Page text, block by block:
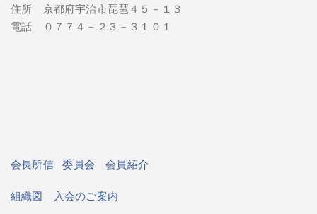
住所 京都府宇治市琵琶４５－１３
電話 ０７７４－２３－３１０１
会長所信 委員会会員紹介
組織図 入会のご案内